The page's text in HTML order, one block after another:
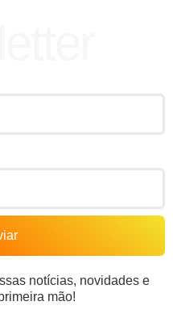
notícias, novidades e
mão!